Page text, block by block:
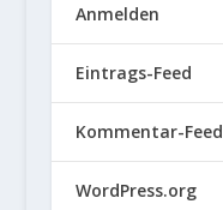
Anmelden
Eintrags-Feed
Kommentar-Feed
WordPress.org